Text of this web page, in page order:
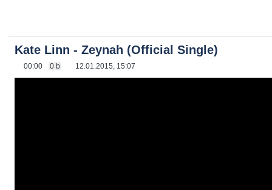
Kate Linn - Zeynah (Official Single)
00:00 0 b 12.01.2015, 15:07